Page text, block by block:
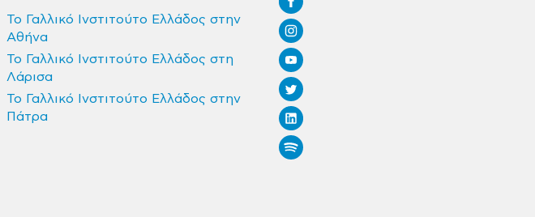
Το Γαλλικό Ινστιτούτο Ελλάδος στην
Αθήνα
Το Γαλλικό Ινστιτούτο Ελλάδος στη
Λάρισα
Το Γαλλικό Ινστιτούτο Ελλάδος στην
Πάτρα